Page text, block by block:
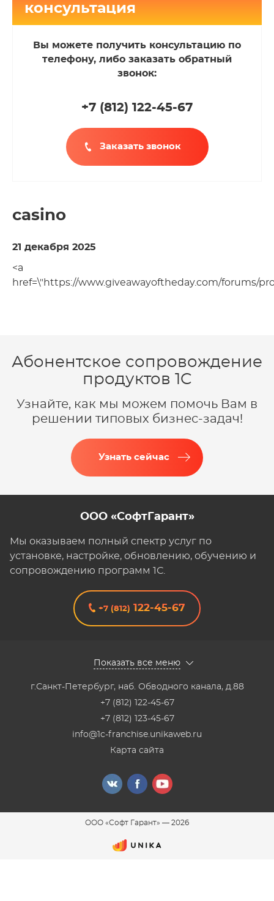
консультация
Вы можете получить консультацию по
телефону, либо заказать обратный
звонок:
+7 (812) 122-45-67
Заказать звонок
casino
21 декабря 2025
<a
href=\"https://www.giveawayoftheday.com/forums/
Абонентское сопровождение
продуктов 1C
Узнайте, как мы можем помочь Вам в
решении типовых бизнес-задач!
Узнать сейчас
ООО «СофтГарант»
Мы оказываем полный спектр услуг по
установке, настройке, обновлению, обучению и
сопровождению программ 1С.
+7 (812) 122-45-67
Показать все меню
г.Санкт-Петербург, наб. Обводного канала, д.88
+7 (812) 122-45-67
+7 (812) 123-45-67
info@1c-franchise.unikaweb.ru
Карта сайта
ООО «Софт Гарант» — 2026